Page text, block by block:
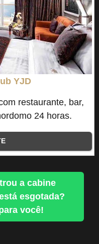
YJD
restaurante, bar,
24 horas.
a cabine
esgotada?
você!